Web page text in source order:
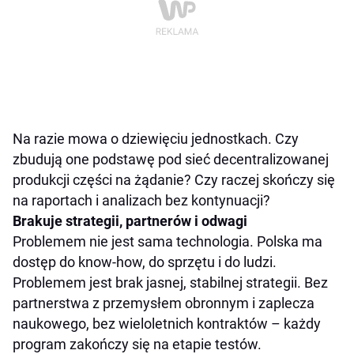
Na razie mowa o dziewięciu jednostkach. Czy
zbudują one podstawę pod sieć decentralizowanej
produkcji części na żądanie? Czy raczej skończy się
na raportach i analizach bez kontynuacji?
Brakuje strategii, partnerów i odwagi
Problemem nie jest sama technologia. Polska ma
dostęp do know-how, do sprzętu i do ludzi.
Problemem jest brak jasnej, stabilnej strategii. Bez
partnerstwa z przemysłem obronnym i zaplecza
naukowego, bez wieloletnich kontraktów – każdy
program zakończy się na etapie testów.